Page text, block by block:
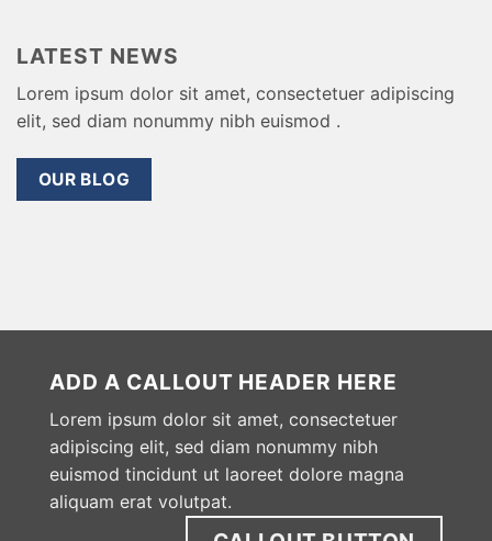
LATEST NEWS
Lorem ipsum dolor sit amet, consectetuer adipiscing
elit, sed diam nonummy nibh euismod .
OUR BLOG
ADD A CALLOUT HEADER HERE
Lorem ipsum dolor sit amet, consectetuer
adipiscing elit, sed diam nonummy nibh
euismod tincidunt ut laoreet dolore magna
aliquam erat volutpat.